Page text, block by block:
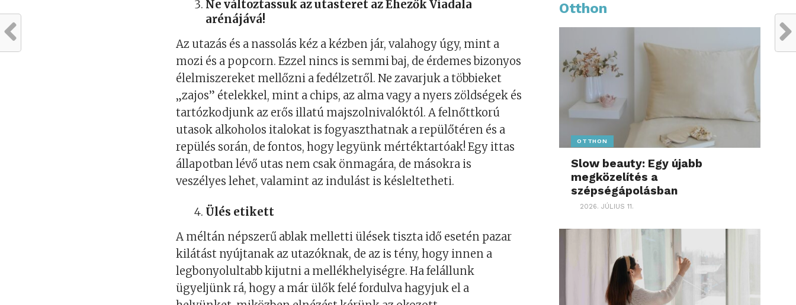
Ne változtassuk az utasteret az Éhezők Viadala
arénájává!
Az utazás és a nassolás kéz a kézben jár, valahogy úgy, mint a
mozi és a popcorn. Ezzel nincs is semmi baj, de érdemes bizonyos
élelmiszereket mellőzni a fedélzetről. Ne zavarjuk a többieket
„zajos” ételekkel, mint a chips, az alma vagy a nyers zöldségek és
tartózkodjunk az erős illatú majszolnivalóktól. A felnőttkorú
utasok alkoholos italokat is fogyaszthatnak a repülőtéren és a
repülés során, de fontos, hogy legyünk mértéktartóak! Egy ittas
állapotban lévő utas nem csak önmagára, de másokra is
veszélyes lehet, valamint az indulást is késleltetheti.
Ülés etikett
A méltán népszerű ablak melletti ülések tiszta idő esetén pazar
kilátást nyújtanak az utazóknak, de az is tény, hogy innen a
legbonyolultabb kijutni a mellékhelyiségre. Ha felállunk
ügyeljünk rá, hogy a már ülők felé fordulva hagyjuk el a
Otthon
OTTHON
Slow beauty: Egy újabb
megközelítés a
szépségápolásban
2026. JÚLIUS 11.